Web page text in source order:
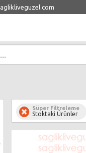
Süper Filtreleme
Stoktaki Ürünler